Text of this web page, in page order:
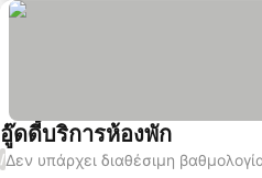
อู๊ดดี้บริการห้องพัก
/Δεν υπάρχει διαθέσιμη